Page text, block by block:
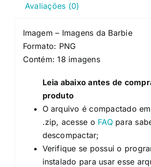
Avaliações (0)
Imagem – Imagens da Barbie
Formato: PNG
Contém: 18 imagens
Leia abaixo antes de
produto
O arquivo é compactado
.zip, acesse o FAQpara
descompactar;
Verifique se possui o
instalado para usar esse